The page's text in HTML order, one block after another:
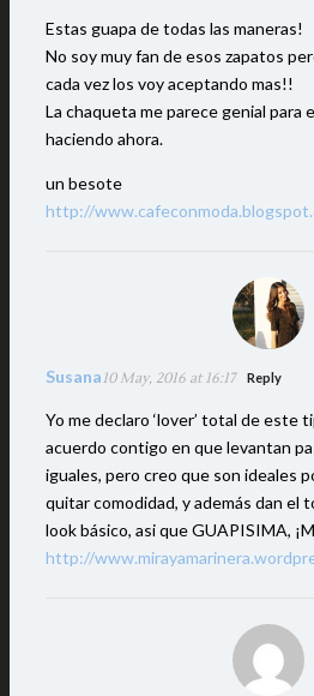
Estas guapa de todas las maneras!
No soy muy fan de esos zapatos
cada vez los voy aceptando mas!!
La chaqueta me parece genial para
haciendo ahora.
un besote
http://
Susana10 May, 2016 at 16:17 Reply
Yo me declaro ‘lover’ total de este
acuerdo contigo en que levantan
iguales, pero creo que son ideales
quitar comodidad, y además dan el
look básico, asi que GUAPISIMA,
http://